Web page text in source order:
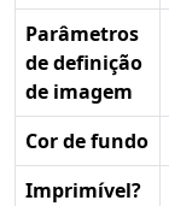
Parâmetros
de definição
de imagem
Cor de fundo
Imprimível?